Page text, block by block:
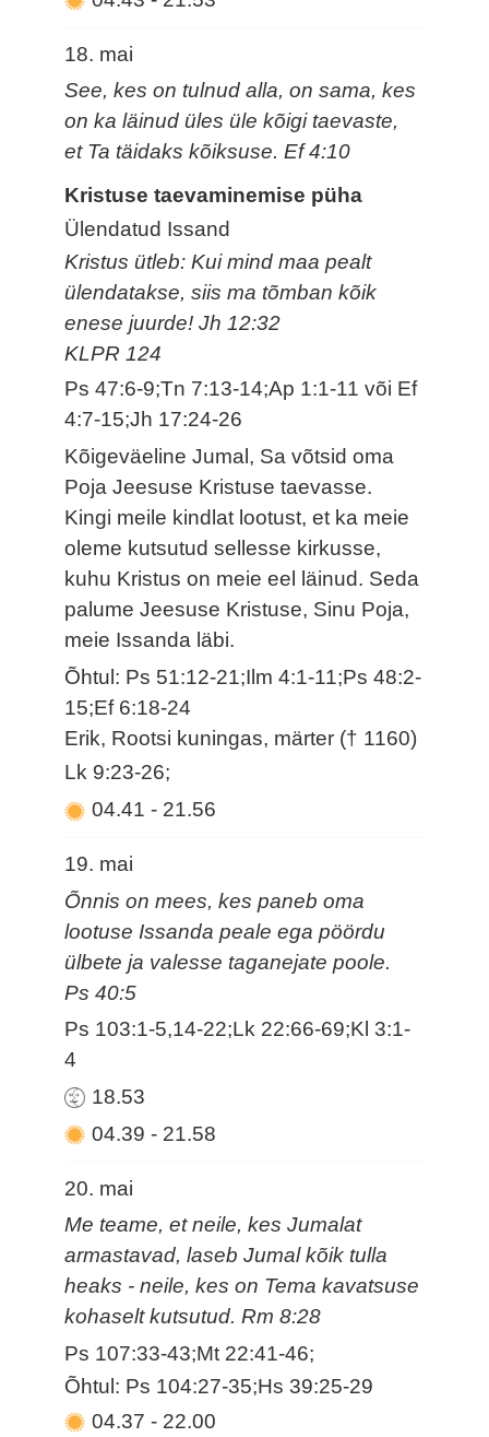
18. mai
See, kes on tulnud alla, on sama, kes
on ka läinud üles üle kõigi taevaste,
et Ta täidaks kõiksuse. Ef 4:10
Kristuse taevaminemise püha
Ülendatud Issand
Kristus ütleb: Kui mind maa pealt
ülendatakse, siis ma tõmban kõik
enese juurde! Jh 12:32
KLPR 124
Ps 47:6-9;Tn 7:13-14;Ap 1:1-11 või Ef
4:7-15;Jh 17:24-26
Kõigeväeline Jumal, Sa võtsid oma
Poja Jeesuse Kristuse taevasse.
Kingi meile kindlat lootust, et ka meie
oleme kutsutud sellesse kirkusse,
kuhu Kristus on meie eel läinud. Seda
palume Jeesuse Kristuse, Sinu Poja,
meie Issanda läbi.
Õhtul: Ps 51:12-21;Ilm 4:1-11;Ps 48:2-
15;Ef 6:18-24
Erik, Rootsi kuningas, märter († 1160)
Lk 9:23-26;
04.41- 21.56
19. mai
Õnnis on mees, kes paneb oma
lootuse Issanda peale ega pöördu
ülbete ja valesse taganejate poole.
Ps 40:5
Ps 103:1-5,14-22;Lk 22:66-69;Kl 3:1-
4
18.53
04.39- 21.58
20. mai
Me teame, et neile, kes Jumalat
armastavad, laseb Jumal kõik tulla
heaks - neile, kes on Tema kavatsuse
kohaselt kutsutud. Rm 8:28
Ps 107:33-43;Mt 22:41-46;
Õhtul: Ps 104:27-35;Hs 39:25-29
04.37- 22.00